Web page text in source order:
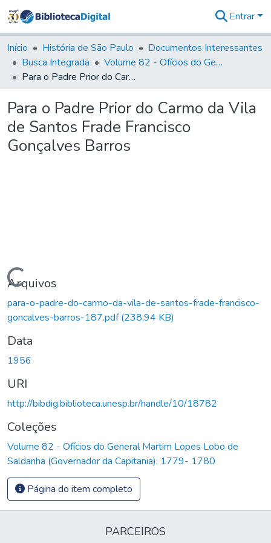
&
Coleções
Tudo na
Biblioteca
Estatísticas
Entrar
Início História de São Paulo
Documentos Interessantes
Busca Integrada
Volume 82 - Ofícios do General Martim Lopes Lobo de Saldanha (Governador da Capitania): 1779- 1780
Para o Padre Prior do Carmo da Vila de Santos Frade Francisco Gonçalves Barros
Para o Padre Prior do Carmo da Vila
de Santos Frade Francisco
Gonçalves Barros
Carregando...
Arquivos
para-o-padre-do-carmo-da-vila-de-santos-frade-francisco-
goncalves-barros-187.pdf(238,94 KB)
Data
1956
URI
http://bibdig.biblioteca.unesp.br/handle/10/18782
Coleções
Volume 82 - Ofícios do General Martim Lopes Lobo de
Saldanha (Governador da Capitania): 1779- 1780
Página do item completo
PARCEIROS